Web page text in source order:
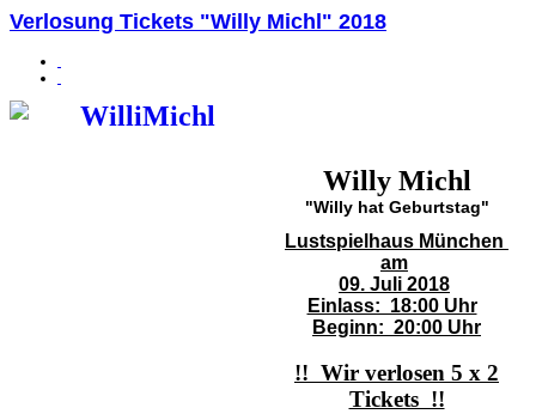
Verlosung Tickets "Willy Michl" 2018
Willy Michl
"Willy hat Geburtstag"
Lustspielhaus München
am
09. Juli 2018
Einlass: 18:00 Uhr
Beginn: 20:00 Uhr
!! Wir verlosen 5 x 2
Tickets !!